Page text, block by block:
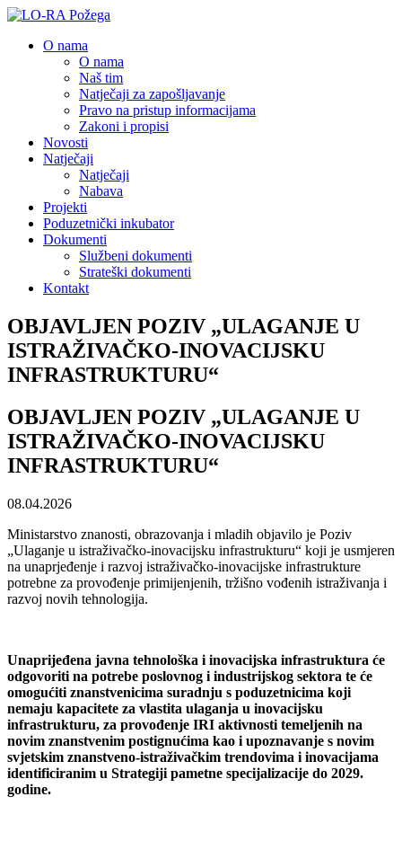
O nama
O nama
Naš tim
Natječaji za zapošljavanje
Pravo na pristup informacijama
Zakoni i propisi
Novosti
Natječaji
Natječaji
Nabava
Projekti
Poduzetnički inkubator
Dokumenti
Službeni dokumenti
Strateški dokumenti
Kontakt
OBJAVLJEN POZIV „ULAGANJE U
ISTRAŽIVAČKO-INOVACIJSKU
INFRASTRUKTURU“
OBJAVLJEN POZIV „ULAGANJE U
ISTRAŽIVAČKO-INOVACIJSKU
INFRASTRUKTURU“
08.04.2026
Ministarstvo znanosti, obrazovanja i mladih objavilo je Poziv
„Ulaganje u istraživačko-inovacijsku infrastrukturu“ koji je usmjeren
na unaprjeđenje i razvoj istraživačko-inovacijske infrastrukture
potrebne za provođenje primijenjenih, tržišno vođenih istraživanja i
razvoj novih tehnologija.
Unaprijeđena javna tehnološka i inovacijska infrastruktura će
odgovoriti na potrebe poslovnog i industrijskog sektora te će
omogućiti znanstvenicima suradnju s poduzetnicima koji
nemaju kapacitete za vlastita ulaganja u inovacijsku
infrastrukturu, za provođenje IRI aktivnosti temeljenih na
novim znanstvenim postignućima kao i upoznavanje s novim
svjetskim znanstveno-istraživačkim trendovima i inovacijama
identificiranim u Strategiji pametne specijalizacije do 2029.
godine.